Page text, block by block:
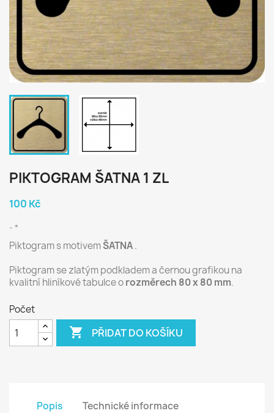
PIKTOGRAM ŠATNA 1 ZL
100 Kč
*
Piktogram s motivemŠATNA.
Piktogram se zlatým podkladem a černou grafikou na
kvalitní hliníkové tabulce orozměrech 80 x 80 mm.
Počet
 PŘIDAT DO KOŠÍKU
Popis Technické informace